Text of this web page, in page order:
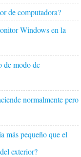
de computadora?
Windows en la
de modo de
normalmente pero
más pequeño que el
exterior?